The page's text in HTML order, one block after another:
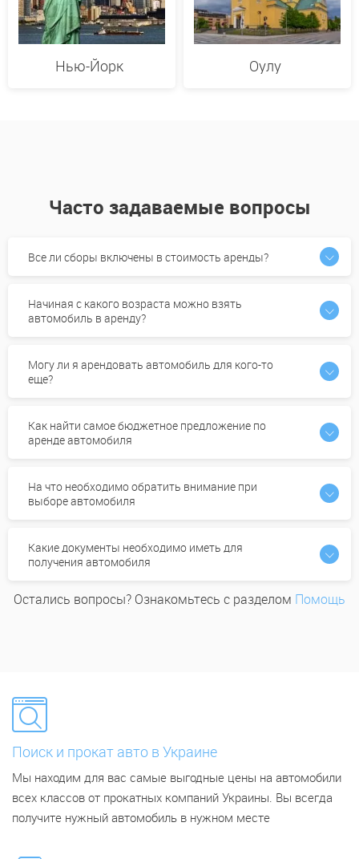
Нью-Йорк Оулу
Часто задаваемые вопросы
Все ли сборы включены в стоимость аренды?
Начиная с какого возраста можно взять
автомобиль в аренду?
Могу ли я арендовать автомобиль для кого-то
еще?
Как найти самое бюджетное предложение по
аренде автомобиля
На что необходимо обратить внимание при
выборе автомобиля
Какие документы необходимо иметь для
получения автомобиля
Остались вопросы? Ознакомьтесь с разделом Помощь
Поиск и прокат авто в Украине
Мы находим для вас самые выгодные цены на автомобили
всех классов от прокатных компаний Украины. Вы всегда
получите нужный автомобиль в нужном месте